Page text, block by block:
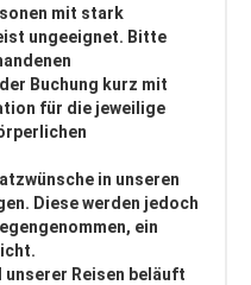
mit stark
ungeeignet. Bitte
Buchung kurz mit
für die jeweilige
in unseren
Diese werden jedoch
ein
Reisen beläuft